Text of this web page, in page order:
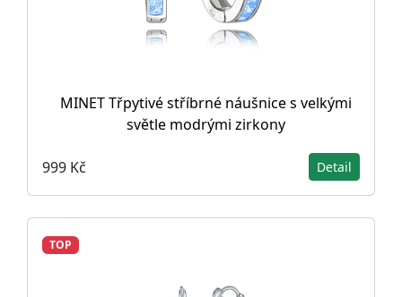
MINET Třpytivé stříbrné náušnice s velkými
světle modrými zirkony
999 Kč Detail
TOP